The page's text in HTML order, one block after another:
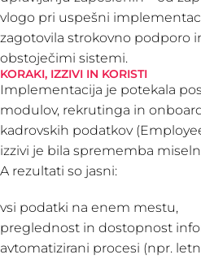
vlogo pri uspešni
zagotovila strokovno podporo
obstoječimi sistemi.
KORAKI, IZZIVI IN KORISTI
Implementacija je potekala
modulov, rekrutinga in
kadrovskih podatkov
izzivi je bila sprememba
A rezultati so jasni:
vsi podatki na enem mestu,
preglednost in dostopnost
avtomatizirani procesi (npr.